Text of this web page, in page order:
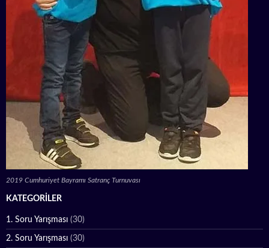
2019 Cumhuriyet Bayramı Satranç Turnuvası
KATEGORILER
1. Soru Yarışması (30)
2. Soru Yarışması (30)